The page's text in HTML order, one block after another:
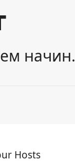
начин.
Hosts